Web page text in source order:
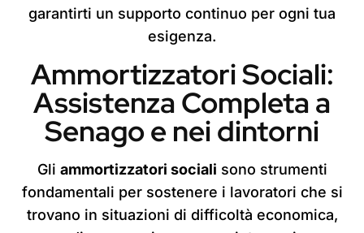
garantirti un supporto continuo per ogni tua
esigenza.
Ammortizzatori Sociali:
Assistenza Completa a
Senago e nei dintorni
Gli ammortizzatori sociali sono strumenti
fondamentali per sostenere i lavoratori che si
trovano in situazioni di difficoltà economica,